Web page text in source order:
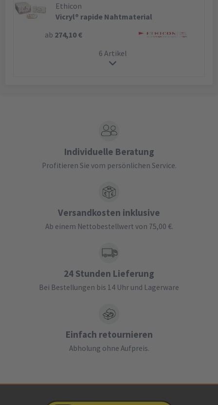
Ethicon
Vicryl® rapide Nahtmaterial
ab 274,10 €
6 Artikel
Individuelle Beratung
Profitieren Sie vom persönlichen Service.
Versandkosten inklusive
Ab einem Nettobestellwert von 75,00 €.
24 Stunden Lieferung
Bei Bestellungen bis 14 Uhr und Lagerware
Einfach retournieren
Abholung ohne Aufpreis.